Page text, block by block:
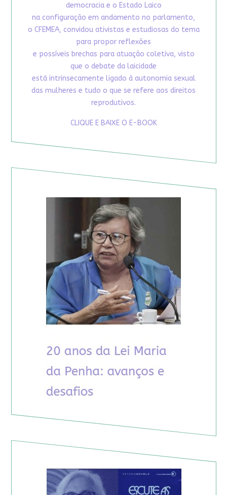
democracia e o Estado Laico
na configuração em andamento no parlamento,
o CFEMEA, convidou ativistas e estudiosas do tema
para propor reflexões
e possíveis brechas para atuação coletiva, visto
que o debate da laicidade
está intrinsecamente ligado à autonomia sexual
das mulheres e tudo o que se refere aos direitos
reprodutivos.
CLIQUE E BAIXE O E-BOOK